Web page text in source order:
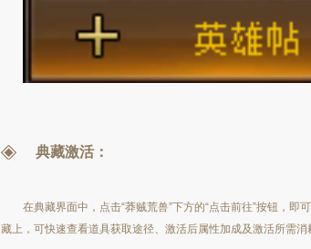
典藏激活：
在典藏界面中，点击“莽贼荒兽”下方的“点击前往”按钮，
藏上，可快速查看道具获取途径、激活后属性加成及激活所需消